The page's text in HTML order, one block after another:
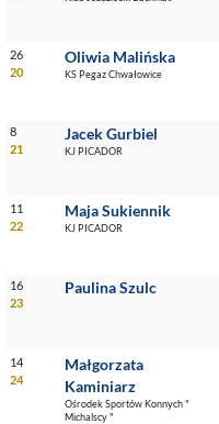
26
20
Oliwia Malińska
KS Pegaz Chwałowice
8
21
Jacek Gurbiel
KJ PICADOR
11
22
Maja Sukiennik
KJ PICADOR
16
23
Paulina Szulc
14
24
Małgorzata
Kaminiarz
Ośrodek Sportów Konnych "
Michalscy "